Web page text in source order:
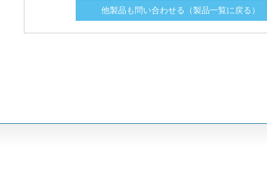
他製品も問い合わせる（製品一覧に戻る）